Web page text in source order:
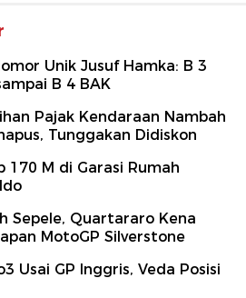
Unik Jusuf Hamka: B 3
B 4 BAK
Pajak Kendaraan Nambah
Tunggakan Didiskon
170 M di Garasi Rumah
Sepele, Quartararo Kena
MotoGP Silverstone
Usai GP Inggris, Veda Posisi